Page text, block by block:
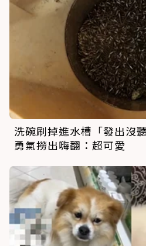
洗碗刷掉進水槽「發出沒
勇氣撈出嗨翻：超可愛